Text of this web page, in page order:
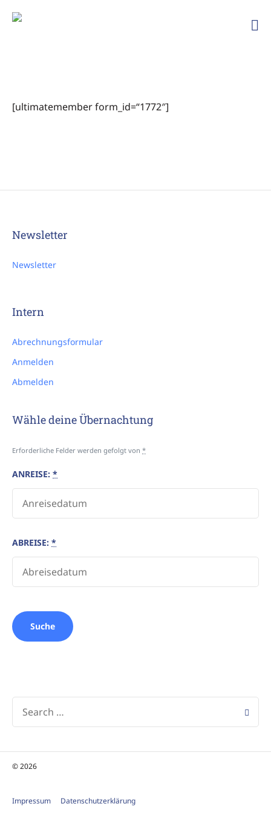
[ultimatemember form_id=“1772″]
Newsletter
Newsletter
Intern
Abrechnungsformular
Anmelden
Abmelden
Wähle deine Übernachtung
Erforderliche Felder werden gefolgt von *
ANREISE: *
ABREISE: *
© 2026
Impressum Datenschutzerklärung